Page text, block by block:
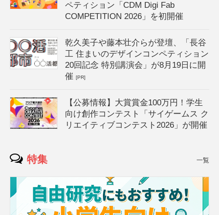
ペティション「CDM Digi Fab
COMPETITION 2026」を初開催
乾久美子や藤本壮介らが登壇、「長谷
工 住まいのデザインコンペティション
20回記念 特別講演会」が8月19日に開
催[PR]
【公募情報】大賞賞金100万円！学生
向け創作コンテスト「サイゲームス ク
リエイティブコンテスト2026」が開催
特集 一覧